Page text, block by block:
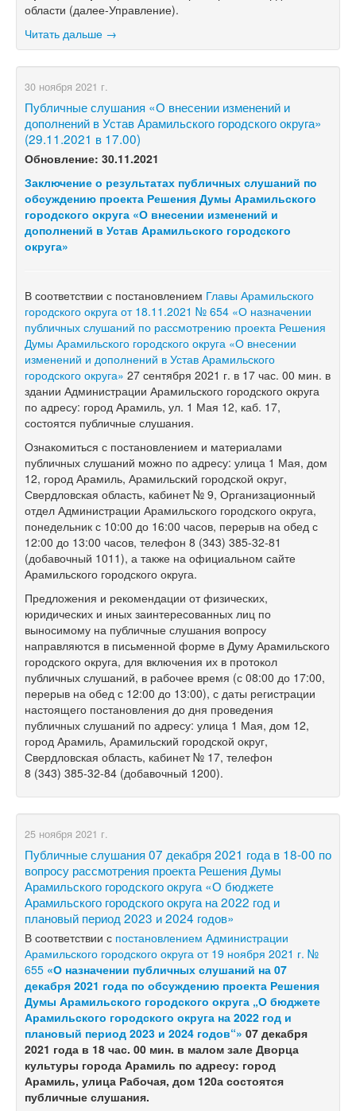
области (далее-Управление).
Читать дальше →
30 ноября 2021 г.
Публичные слушания «О внесении изменений и
дополнений в Устав Арамильского городского округа»
(29.11.2021 в 17.00)
Обновление: 30.11.2021
Заключение о результатах публичных слушаний по
обсуждению проекта Решения Думы Арамильского
городского округа «О внесении изменений и
дополнений в Устав Арамильского городского
округа»
В соответствии с постановлением Главы Арамильского
городского округа от 18.11.2021 № 654 «О назначении
публичных слушаний по рассмотрению проекта Решения
Думы Арамильского городского округа «О внесении
изменений и дополнений в Устав Арамильского
городского округа» 27 сентября 2021 г. в 17 час. 00 мин. в
здании Администрации Арамильского городского округа
по адресу: город Арамиль, ул. 1 Мая 12, каб. 17,
состоятся публичные слушания.
Ознакомиться с постановлением и материалами
публичных слушаний можно по адресу: улица 1 Мая, дом
12, город Арамиль, Арамильский городской округ,
Свердловская область, кабинет № 9, Организационный
отдел Администрации Арамильского городского округа,
понедельник с 10:00 до 16:00 часов, перерыв на обед с
12:00 до 13:00 часов, телефон 8 (343) 385-32-81
(добавочный 1011), а также на официальном сайте
Арамильского городского округа.
Предложения и рекомендации от физических,
юридических и иных заинтересованных лиц по
выносимому на публичные слушания вопросу
направляются в письменной форме в Думу Арамильского
городского округа, для включения их в протокол
публичных слушаний, в рабочее время (с 08:00 до 17:00,
перерыв на обед с 12:00 до 13:00), с даты регистрации
настоящего постановления до дня проведения
публичных слушаний по адресу: улица 1 Мая, дом 12,
город Арамиль, Арамильский городской округ,
Свердловская область, кабинет № 17, телефон
8 (343) 385-32-84 (добавочный 1200).
25 ноября 2021 г.
Публичные слушания 07 декабря 2021 года в 18-00 по
вопросу рассмотрения проекта Решения Думы
Арамильского городского округа «О бюджете
Арамильского городского округа на 2022 год и
плановый период 2023 и 2024 годов»
В соответствии с постановлением Администрации
Арамильского городского округа от 19 ноября 2021 г. №
655 «О назначении публичных слушаний на 07
декабря 2021 года по обсуждению проекта Решения
Думы Арамильского городского округа „О бюджете
Арамильского городского округа на 2022 год и
плановый период 2023 и 2024 годов“» 07 декабря
2021 года в 18 час. 00 мин. в малом зале Дворца
культуры города Арамиль по адресу: город
Арамиль, улица Рабочая, дом 120а состоятся
публичные слушания.